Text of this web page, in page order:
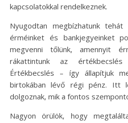
kapcsolatokkal rendelkeznek.
Nyugodtan megbízhatunk
érméinket és bankjegyeinket
megvenni tőlünk, amennyit
rákattintunk az
Értékbecslés – így állapítjuk
birtokában lévő régi pénz. Itt
dolgoznak, mik a fontos
Nagyon örülök, hogy